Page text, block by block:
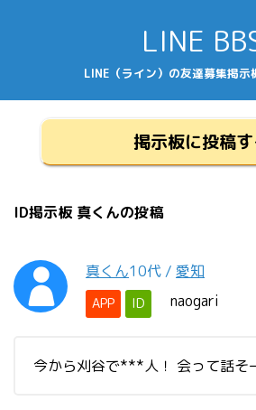
LINE
LINE（ライン）の友達募集掲示
掲示板に投稿
ID掲示板 真くんの投稿
真くん10代 / 愛知
APP ID naogari
今から刈谷で***人！ 会って話そ